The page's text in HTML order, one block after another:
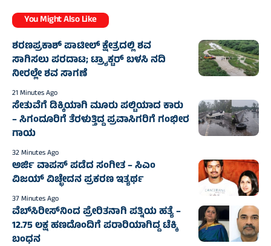
You Might Also Like
ಶರಣಪ್ರಕಾಶ್ ಪಾಟೀಲ್ ಕ್ಷೇತ್ರದಲ್ಲಿ ಶವ
ಸಾಗಿಸಲು ಪರದಾಟ; ಟ್ರ್ಯಾಕ್ಟರ್‌ ಬಳಸಿ ನದಿ
ನೀರಲ್ಲೇ ಶವ ಸಾಗಣೆ
21 Minutes Ago
ಸೇತುವೆಗೆ ಡಿಕ್ಕಿಯಾಗಿ ಮೂರು ಪಲ್ಟಿಯಾದ ಕಾರು
– ಸಿಗಂದೂರಿಗೆ ತೆರಳುತ್ತಿದ್ದ ಪ್ರವಾಸಿಗರಿಗೆ ಗಂಭೀರ
ಗಾಯ
32 Minutes Ago
ಅರ್ಜಿ ವಾಪಸ್ ಪಡೆದ ಸಂಗೀತ – ಸಿಎಂ
ವಿಜಯ್ ವಿಚ್ಛೇದನ ಪ್ರಕರಣ ಇತ್ಯರ್ಥ
37 Minutes Ago
ವೆಬ್‌ಸಿರೀಸ್‌ನಿಂದ ಪ್ರೇರಿತನಾಗಿ ಪತ್ನಿಯ ಹತ್ಯೆ –
12.75 ಲಕ್ಷ ಹಣದೊಂದಿಗೆ ಪರಾರಿಯಾಗಿದ್ದ ಟೆಕ್ಕಿ
ಬಂಧನ